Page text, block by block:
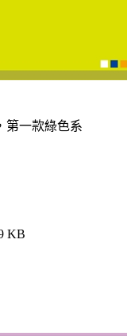
第一款綠色系
KB